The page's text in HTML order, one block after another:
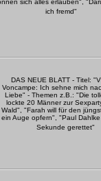
sich alles erlauben",
ich fremd"
DAS NEUE BLATT - Titel:
Voncampe: Ich sehne mich
Liebe" - Themen z.B.: "Die
lockte 20 Männer zur
Wald", "Farah will für den
ein Auge opfern", "Paul
Sekunde gerettet"